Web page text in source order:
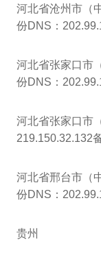
河北省沧州市（
份DNS：
河北省张家口市
份DNS：
河北省张家口市
219.150.32.132
河北省邢台市（
份DNS：
贵州